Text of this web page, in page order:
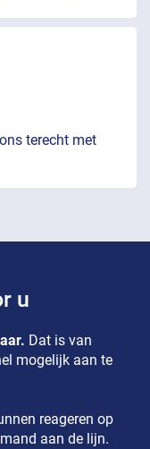
terecht met
u
Dat is van
mogelijk aan te
reageren op
aan de lijn.